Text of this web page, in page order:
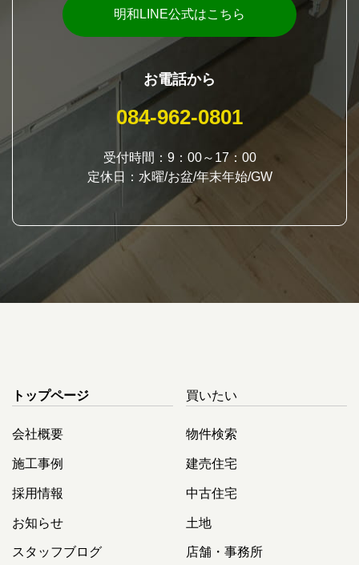
明和LINE公式はこちら
お電話から
084-962-0801
受付時間：9：00～17：00
定休日：水曜/お盆/年末年始/GW
トップページ
会社概要
施工事例
採用情報
お知らせ
スタッフブログ
買いたい
物件検索
建売住宅
中古住宅
土地
店舗・事務所